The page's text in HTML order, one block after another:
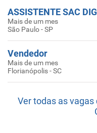
ASSISTENTE SAC
Mais de um mes
São Paulo - SP
Vendedor
Mais de um mes
Florianópolis - SC
Ver todas as vagas